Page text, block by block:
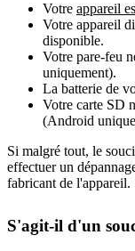
Votre appareil
Votre appareil
disponible.
Votre pare-feu
uniquement).
La batterie de
Votre carte SD
(Android
Si malgré tout, le
effectuer un
fabricant de l'appareil.
S'agit-il d'un